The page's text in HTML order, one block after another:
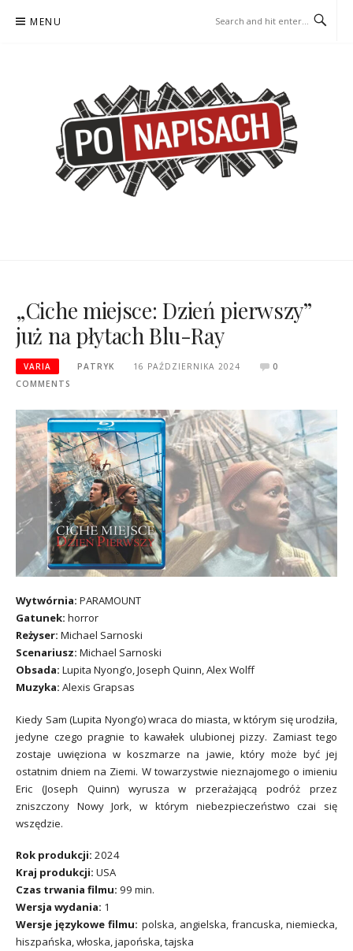
MENU
„Ciche miejsce: Dzień pierwszy”
już na płytach Blu-Ray
VARIA PATRYK 16 PAŹDZIERNIKA 2024
0
COMMENTS
Wytwórnia: PARAMOUNT
Gatunek: horror
Reżyser: Michael Sarnoski
Scenariusz: Michael Sarnoski
Obsada: Lupita Nyong’o, Joseph Quinn, Alex Wolff
Muzyka: Alexis Grapsas
Kiedy Sam (Lupita Nyong’o) wraca do miasta, w którym się urodziła,
jedyne czego pragnie to kawałek ulubionej pizzy. Zamiast tego
zostaje uwięziona w koszmarze na jawie, który może być jej
ostatnim dniem na Ziemi. W towarzystwie nieznajomego o imieniu
Eric (Joseph Quinn) wyrusza w przerażającą podróż przez
zniszczony Nowy Jork, w którym niebezpieczeństwo czai się
wszędzie.
Rok produkcji: 2024
Kraj produkcji: USA
Czas trwania filmu: 99 min.
Wersja wydania: 1
Wersje językowe filmu: polska, angielska, francuska, niemiecka,
hiszpańska, włoska, japońska, tajska